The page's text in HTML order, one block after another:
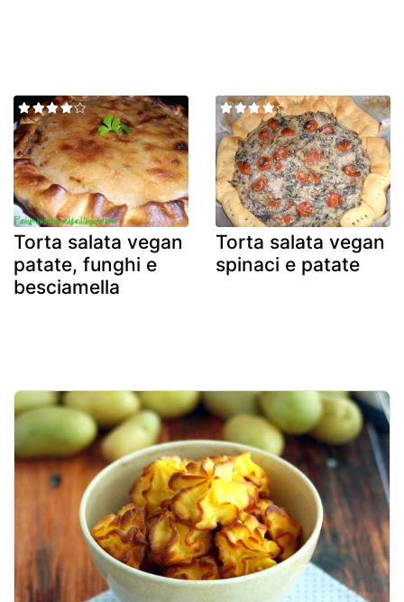
Torta salata vegan
patate, funghi e
besciamella
Torta salata vegan
spinaci e patate